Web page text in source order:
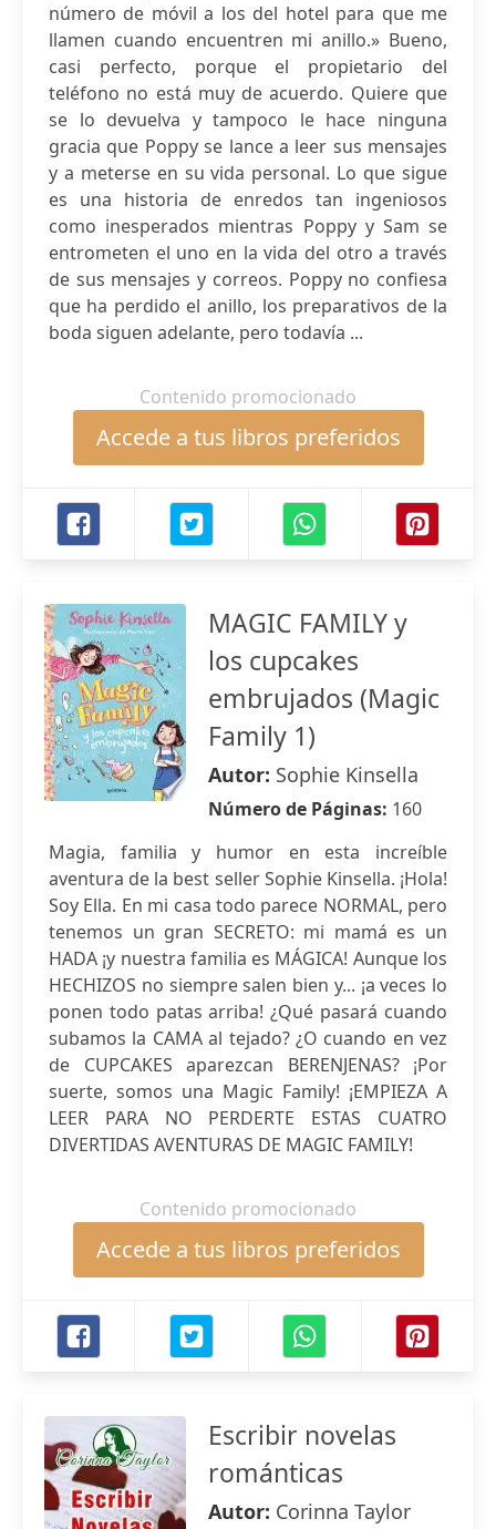
número de móvil a los del hotel para que me
llamen cuando encuentren mi anillo.» Bueno,
casi perfecto, porque el propietario del
teléfono no está muy de acuerdo. Quiere que
se lo devuelva y tampoco le hace ninguna
gracia que Poppy se lance a leer sus mensajes
y a meterse en su vida personal. Lo que sigue
es una historia de enredos tan ingeniosos
como inesperados mientras Poppy y Sam se
entrometen el uno en la vida del otro a través
de sus mensajes y correos. Poppy no confiesa
que ha perdido el anillo, los preparativos de la
boda siguen adelante, pero todavía ...
Contenido promocionado
Accede a tus libros preferidos
MAGIC FAMILY y
los cupcakes
embrujados (Magic
Family 1)
Autor: Sophie Kinsella
Número de Páginas: 160
Magia, familia y humor en esta increíble
aventura de la best seller Sophie Kinsella. ¡Hola!
Soy Ella. En mi casa todo parece NORMAL, pero
tenemos un gran SECRETO: mi mamá es un
HADA ¡y nuestra familia es MÁGICA! Aunque los
HECHIZOS no siempre salen bien y... ¡a veces lo
ponen todo patas arriba! ¿Qué pasará cuando
subamos la CAMA al tejado? ¿O cuando en vez
de CUPCAKES aparezcan BERENJENAS? ¡Por
suerte, somos una Magic Family! ¡EMPIEZA A
LEER PARA NO PERDERTE ESTAS CUATRO
DIVERTIDAS AVENTURAS DE MAGIC FAMILY!
Contenido promocionado
Accede a tus libros preferidos
Escribir novelas
románticas
Autor: Corinna Taylor